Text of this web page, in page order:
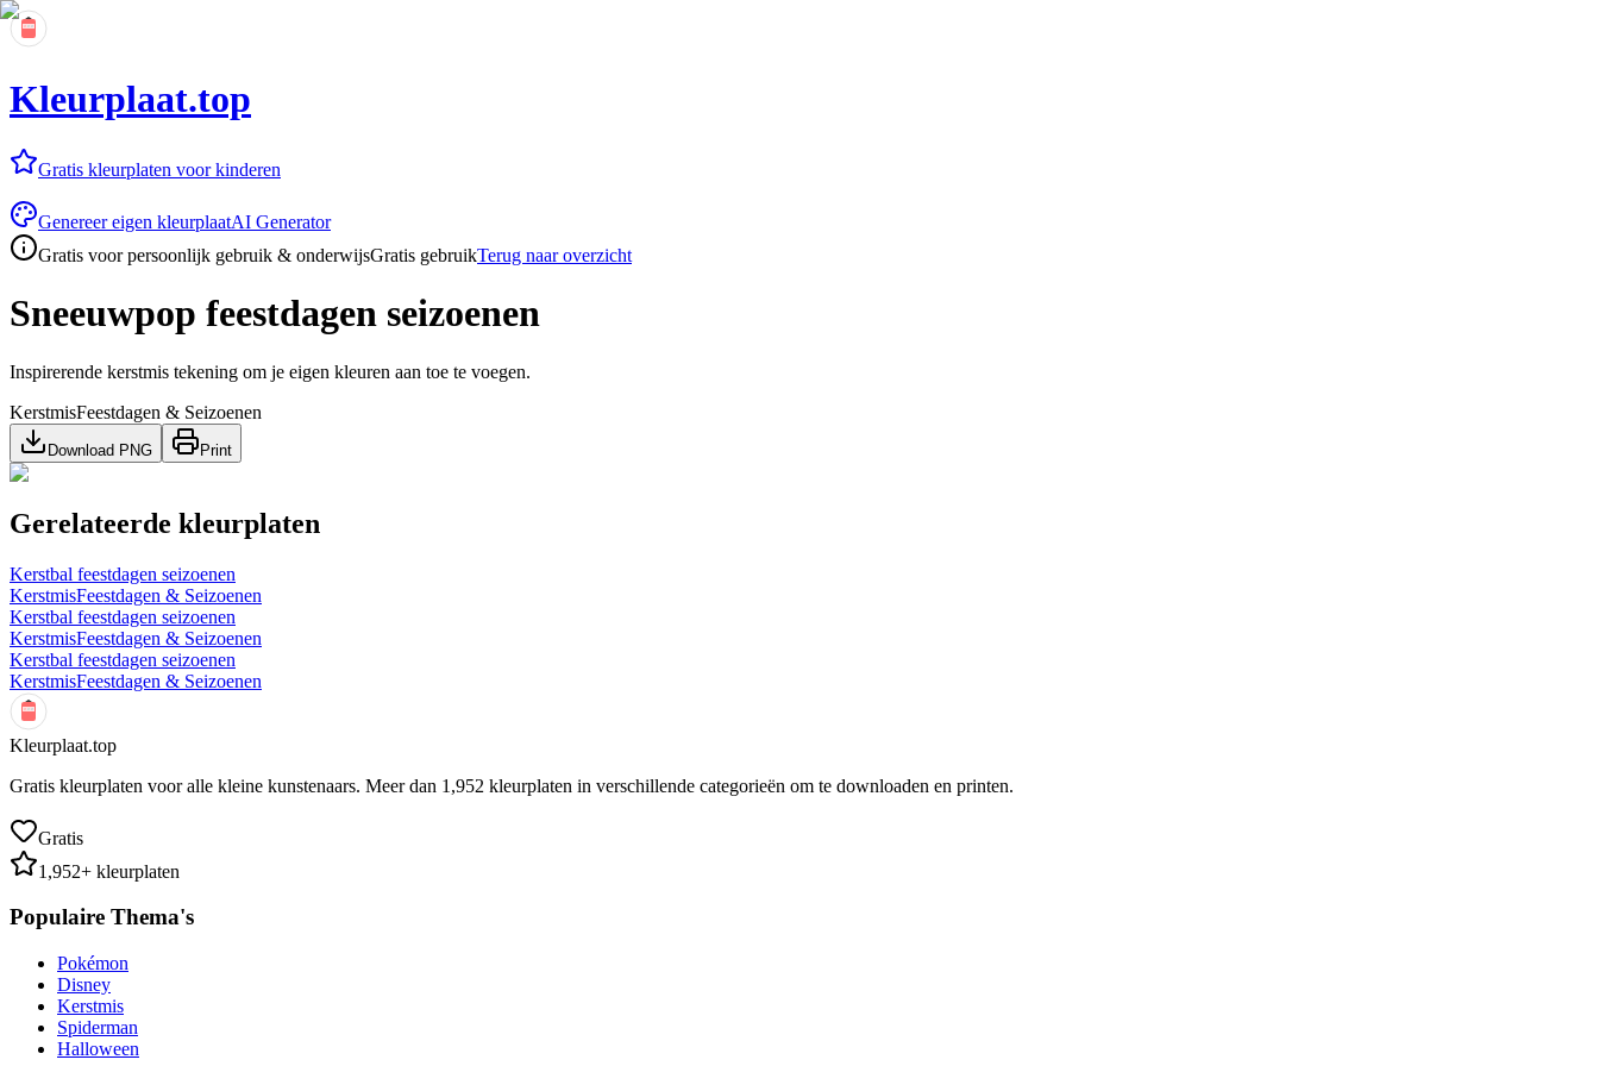
Kleurplaat.top
Gratis kleurplaten voor kinderen
Genereer eigen kleurplaatAI Generator
Gratis voor persoonlijk gebruik & onderwijsGratis gebruikTerug naar overzicht
Sneeuwpop feestdagen seizoenen
Inspirerende kerstmis tekening om je eigen kleuren aan toe te voegen.
KerstmisFeestdagen & Seizoenen
Download PNG Print
Gerelateerde kleurplaten
Kerstbal feestdagen seizoenen
KerstmisFeestdagen & Seizoenen
Kerstbal feestdagen seizoenen
KerstmisFeestdagen & Seizoenen
Kerstbal feestdagen seizoenen
KerstmisFeestdagen & Seizoenen
Kleurplaat.top
Gratis kleurplaten voor alle kleine kunstenaars. Meer dan 1,952 kleurplaten in verschillende categorieën om te downloaden en printen.
Gratis
1,952+ kleurplaten
Populaire Thema's
Pokémon
Disney
Kerstmis
Spiderman
Halloween